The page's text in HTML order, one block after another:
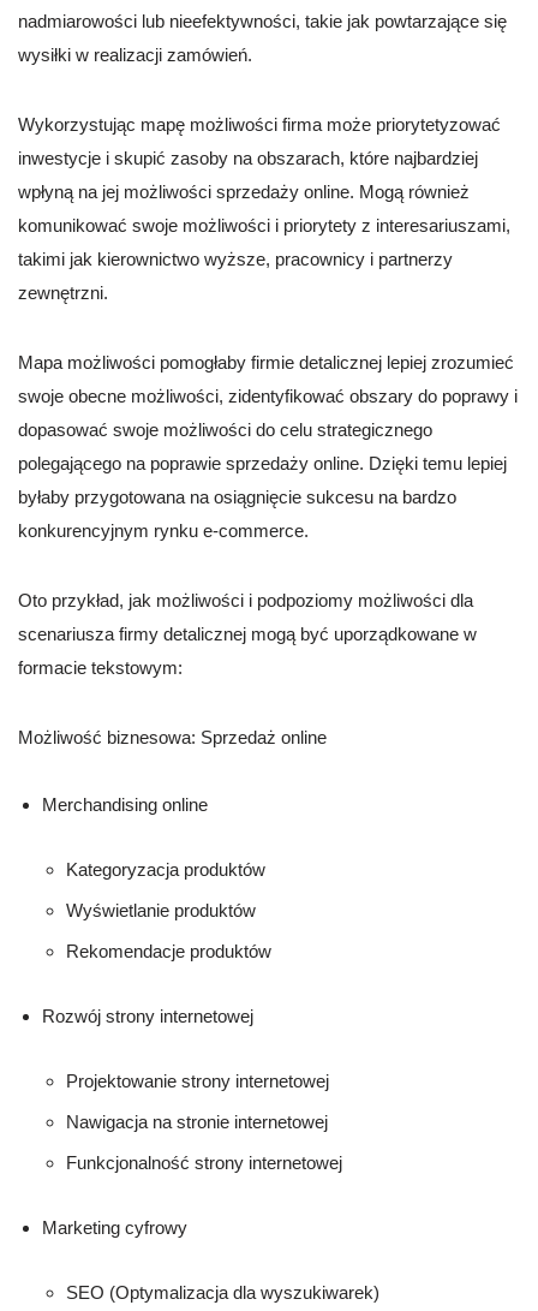
nadmiarowości lub nieefektywności, takie jak powtarzające się
wysiłki w realizacji zamówień.
Wykorzystując mapę możliwości firma może priorytetyzować
inwestycje i skupić zasoby na obszarach, które najbardziej
wpłyną na jej możliwości sprzedaży online. Mogą również
komunikować swoje możliwości i priorytety z interesariuszami,
takimi jak kierownictwo wyższe, pracownicy i partnerzy
zewnętrzni.
Mapa możliwości pomogłaby firmie detalicznej lepiej zrozumieć
swoje obecne możliwości, zidentyfikować obszary do poprawy i
dopasować swoje możliwości do celu strategicznego
polegającego na poprawie sprzedaży online. Dzięki temu lepiej
byłaby przygotowana na osiągnięcie sukcesu na bardzo
konkurencyjnym rynku e-commerce.
Oto przykład, jak możliwości i podpoziomy możliwości dla
scenariusza firmy detalicznej mogą być uporządkowane w
formacie tekstowym:
Możliwość biznesowa: Sprzedaż online
Merchandising online
Kategoryzacja produktów
Wyświetlanie produktów
Rekomendacje produktów
Rozwój strony internetowej
Projektowanie strony internetowej
Nawigacja na stronie internetowej
Funkcjonalność strony internetowej
Marketing cyfrowy
SEO (Optymalizacja dla wyszukiwarek)